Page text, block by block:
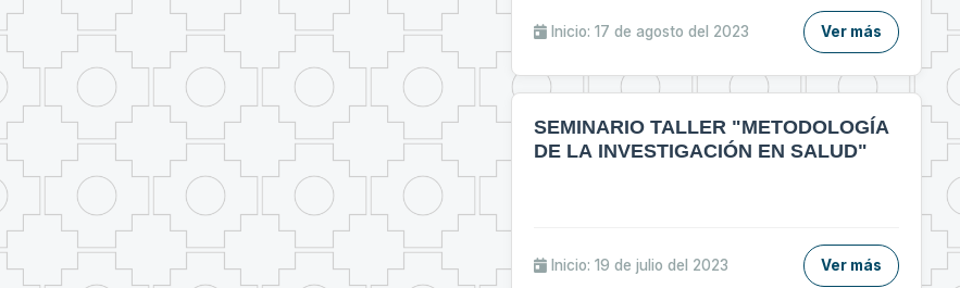
𝚎𝚜𝚝𝚊 𝚘𝚙𝚘𝚛𝚝𝚞𝚗𝚒𝚍𝚊𝚍 𝚕𝚎𝚜 𝚒𝚗𝚟𝚒𝚝𝚊𝚖𝚘𝚜 𝚊
𝚙𝚊𝚛𝚝𝚒𝚌𝚒𝚙𝚊𝚛 𝚍𝚎𝚕 𝚌𝚞𝚛𝚜𝚘: 🔰"ᴛᴇ́ᴄɴɪᴄᴀs ᴅᴇ
ᴄɪᴇɴᴛɪ́ғɪᴄᴏs ᴇɴ ᴇʟ ᴀ́ʀᴇᴀ ᴅᴇ ʟᴀ sᴀʟᴜᴅ"🔰
Inicio: 17 de agosto del 2023 Ver más
SEMINARIO TALLER "METODOLOGÍA
DE LA INVESTIGACIÓN EN SALUD"
Inicio: 19 de julio del 2023 Ver más